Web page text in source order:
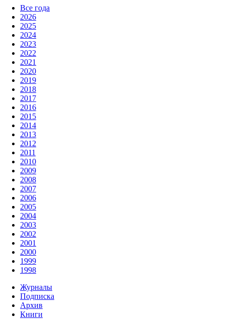
Все года
2026
2025
2024
2023
2022
2021
2020
2019
2018
2017
2016
2015
2014
2013
2012
2011
2010
2009
2008
2007
2006
2005
2004
2003
2002
2001
2000
1999
1998
Журналы
Подписка
Архив
Книги